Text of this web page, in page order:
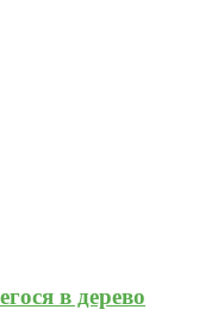
в дерево